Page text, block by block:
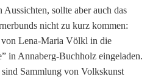
sollte aber auch das
nicht zu kurz kommen:
Lena-Maria Völkl in die
in Annaberg-Buchholz eingeladen.
Sammlung von Volkskunst